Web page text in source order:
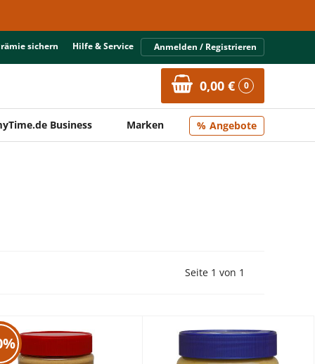
sichern Hilfe & Service Anmelden / Registrieren
0,00 € 0
Business Marken Angebote
Vorherige Seite
Seite 1 von 1